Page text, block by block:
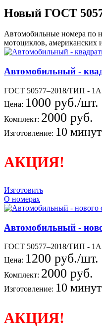
Новый ГОСТ
Автомобильные номера по
мотоциклов, американских
Автомобильный -
ГОСТ 50577–2018/ТИП - 1А
Цена: 1000 руб./шт.
Комплект: 2000 руб.
Изготовление: 10 минут
АКЦИЯ!
Изготовить
О номерах
Автомобильный -
ГОСТ 50577–2018/ТИП - 1А
Цена: 1200 руб./шт.
Комплект: 2000 руб.
Изготовление: 10 минут
АКЦИЯ!